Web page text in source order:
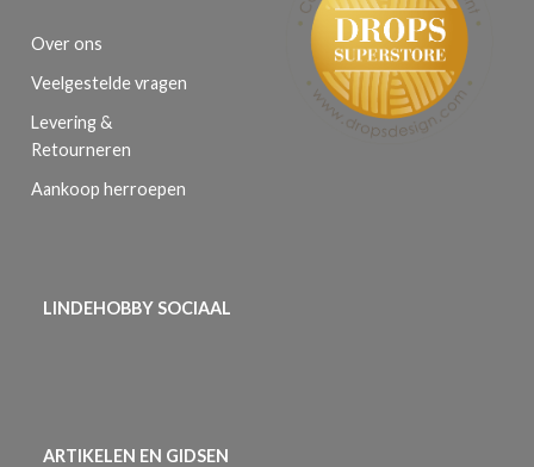
Over ons
Veelgestelde vragen
Levering &
Retourneren
Aankoop herroepen
LINDEHOBBY SOCIAAL
ARTIKELEN EN GIDSEN